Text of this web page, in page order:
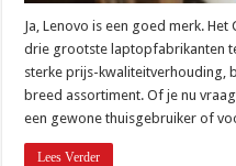
Ja, Lenovo is een goed merk.
drie grootste laptopfabrikanten
sterke prijs-kwaliteitverhouding,
breed assortiment. Of je nu
een gewone thuisgebruiker of
Lees Verder